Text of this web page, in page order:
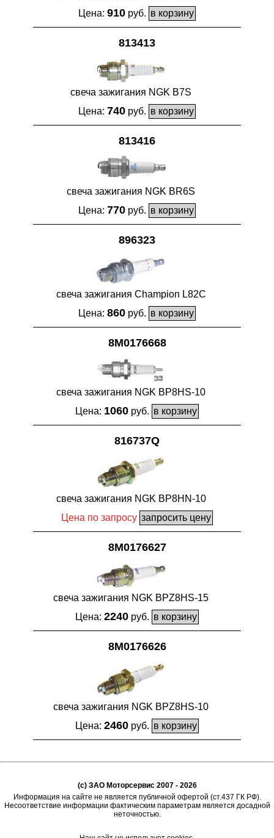
Цена: 910 руб.
813413
свеча зажигания NGK B7S
Цена: 740 руб.
813416
свеча зажигания NGK BR6S
Цена: 770 руб.
896323
свеча зажигания Champion L82C
Цена: 860 руб.
8M0176668
свеча зажигания NGK BP8HS-10
Цена: 1060 руб.
816737Q
свеча зажигания NGK BP8HN-10
Цена по запросу
8M0176627
свеча зажигания NGK BPZ8HS-15
Цена: 2240 руб.
8M0176626
свеча зажигания NGK BPZ8HS-10
Цена: 2460 руб.
(c) ЗАО Моторсервис 2007 - 2026
Информация на сайте не является публичной офертой (ст.437 ГК РФ).
Несоответствие информации фактическим параметрам является досадной
неточностью.